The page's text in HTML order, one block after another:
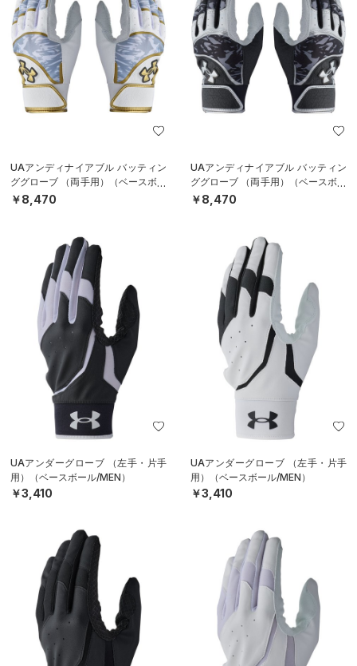
UAアンディナイアブル バッティン
ググローブ （両手用）（ベースボー
ル/MEN）
￥8,470
UAアンディナイアブル バッティン
ググローブ （両手用）（ベースボー
ル/MEN）
￥8,470
UAアンダーグローブ （左手・片手
用）（ベースボール/MEN）
￥3,410
UAアンダーグローブ （左手・片手
用）（ベースボール/MEN）
￥3,410